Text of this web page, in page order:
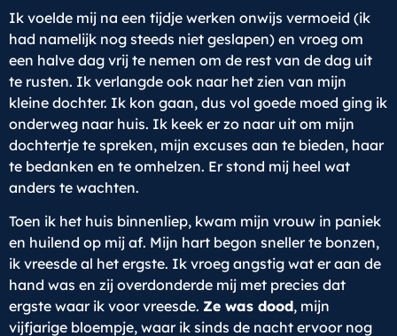
Ik voelde mij na een tijdje werken onwijs vermoeid (ik
had namelijk nog steeds niet geslapen) en vroeg om
een halve dag vrij te nemen om de rest van de dag uit
te rusten. Ik verlangde ook naar het zien van mijn
kleine dochter. Ik kon gaan, dus vol goede moed ging ik
onderweg naar huis. Ik keek er zo naar uit om mijn
dochtertje te spreken, mijn excuses aan te bieden, haar
te bedanken en te omhelzen. Er stond mij heel wat
anders te wachten.
Toen ik het huis binnenliep, kwam mijn vrouw in paniek
en huilend op mij af. Mijn hart begon sneller te bonzen,
ik vreesde al het ergste. Ik vroeg angstig wat er aan de
hand was en zij overdonderde mij met precies dat
ergste waar ik voor vreesde. Ze was dood, mijn
vijfjarige bloempje, waar ik sinds de nacht ervoor nog